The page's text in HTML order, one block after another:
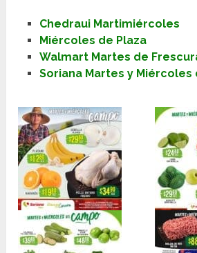
Chedraui Martimiércoles
Miércoles de Plaza
Walmart Martes de
Soriana Martes y Miércoles